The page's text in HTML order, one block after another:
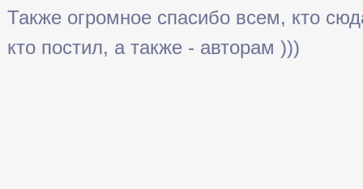
Также огромное спасибо всем, кто
кто постил, а также - авторам )))